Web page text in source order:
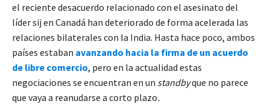
el reciente desacuerdo relacionado con el asesinato del
líder sij en Canadá han deteriorado de forma acelerada las
relaciones bilaterales con la India. Hasta hace poco, ambos
países estaban avanzando hacia la firma de un acuerdo
de libre comercio, pero en la actualidad estas
negociaciones se encuentran en un standbyque no parece
que vaya a reanudarse a corto plazo.